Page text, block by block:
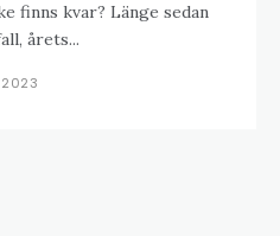
finns kvar? Länge sedan
årets...
2023